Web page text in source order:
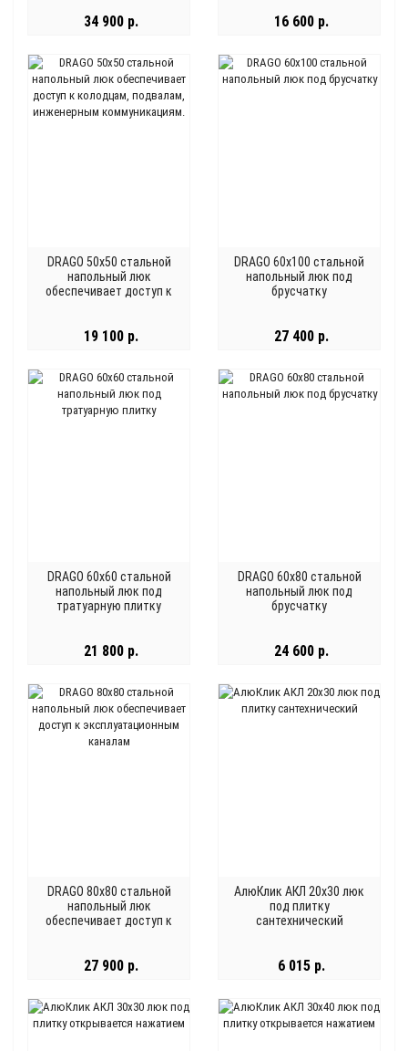
34 900 р.
коммуникациям.
16 600 р.
DRAGO 50x50 стальной
напольный люк
обеспечивает доступ к
коммуникациям.
19 100 р.
DRAGO 60x100 стальной
напольный люк под
брусчатку
27 400 р.
DRAGO 60x60 стальной
напольный люк под
тратуарную плитку
21 800 р.
DRAGO 60x80 стальной
напольный люк под
брусчатку
24 600 р.
DRAGO 80x80 стальной
напольный люк
обеспечивает доступ к
27 900 р.
АлюКлик АКЛ 20x30 люк
под плитку
сантехнический
6 015 р.